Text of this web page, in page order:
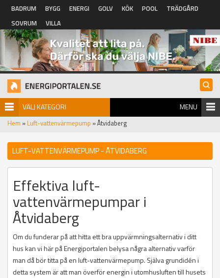
Hoppa till huvudinnehåll
BADRUM BYGG ENERGI GOLV KÖK POOL
TRÄDGÅRD
SOVRUM
VILLA
VÄLJ KATEGORI MENU
Hem » Luft-vattenvärmepump » Åtvidaberg
LUFT-VATTENVÄRMEPUMP - ÅTVIDABERG
Effektiva luft-
vattenvärmepumpar i
Åtvidaberg
Om du funderar på att hitta ett bra uppvärmningsalternativ i ditt
hus kan vi här på Energiportalen belysa några alternativ varför
man då bör titta på en luft-vattenvärmepump. Själva grundidén i
detta system är att man överför energin i utomhusluften till husets